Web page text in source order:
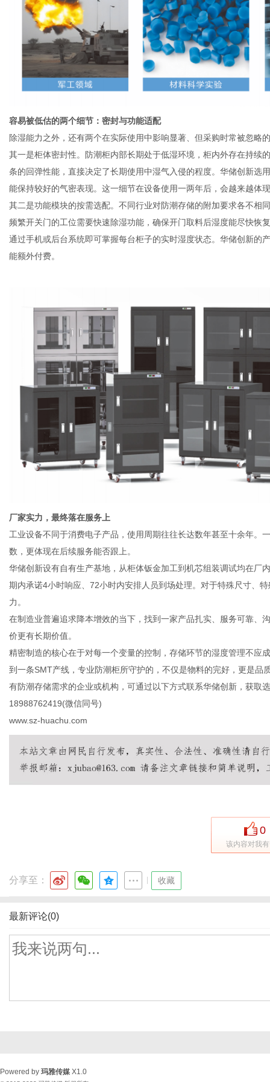
容易被低估的两个细节：密封与功能适配
除湿能力之外，还有两个在实际使用中影响显著、但采购时常被忽略
其一是柜体密封性。防潮柜内部长期处于低湿环境，柜内外存在持续
条的回弹性能，直接决定了长期使用中湿气入侵的程度。华储创新选
能保持较好的气密表现。这一细节在设备使用一两年后，会越来越体
其二是功能模块的按需选配。不同行业对防潮存储的附加要求各不相
频繁开关门的工位需要快速除湿功能，确保开门取料后湿度能尽快恢
通过手机或后台系统即可掌握每台柜子的实时湿度状态。华储创新的
能额外付费。
厂家实力，最终落在服务上
工业设备不同于消费电子产品，使用周期往往长达数年甚至十余年。
数，更体现在后续服务能否跟上。
华储创新设有自有生产基地，从柜体钣金加工到机芯组装调试均在厂
期内承诺4小时响应、72小时内安排人员到场处理。对于特殊尺寸、
力。
在制造业普遍追求降本增效的当下，找到一家产品扎实、服务可靠、
价更有长期价值。
精密制造的核心在于对每一个变量的控制，存储环节的湿度管理不应
到一条SMT产线，专业防潮柜所守护的，不仅是物料的完好，更是品
有防潮存储需求的企业或机构，可通过以下方式联系华储创新，获取
18988762419(微信同号)
www.sz-huachu.com
0
该内容对我
分享至： 收藏
最新评论(0)
Powered by 玛雅传媒 X1.0